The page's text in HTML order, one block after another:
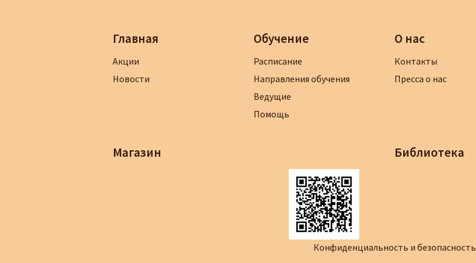
Главная
Акции
Новости
Обучение
Расписание
Направления обучения
Ведущие
Помощь
О нас
Контакты
Пресса о нас
Магазин Библиотека
Конфиденциальность и безопасность